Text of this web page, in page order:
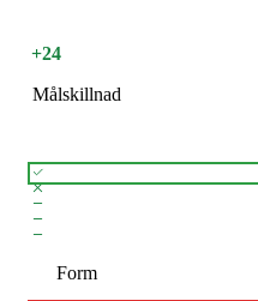
+24
Målskillnad
Form